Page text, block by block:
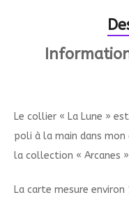
Le collier « La Lune »
poli à la main dans
la collection « Arcanes
La carte mesure environ